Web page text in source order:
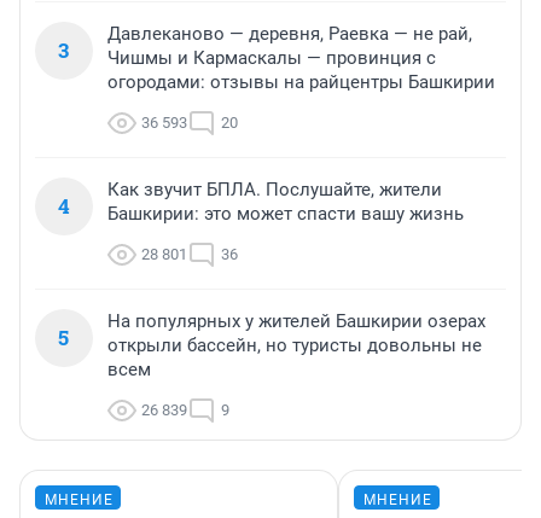
3
Давлеканово — деревня, Раевка — не рай,
Чишмы и Кармаскалы — провинция с
огородами: отзывы на райцентры Башкирии
36 593 20
4
Как звучит БПЛА. Послушайте, жители
Башкирии: это может спасти вашу жизнь
28 801 36
5
На популярных у жителей Башкирии озерах
открыли бассейн, но туристы довольны не
всем
26 839 9
МНЕНИЕ МНЕНИЕ